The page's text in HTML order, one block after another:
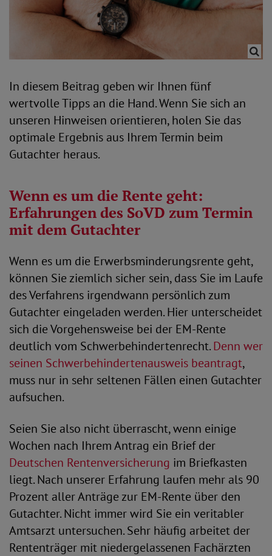
In diesem Beitrag geben wir Ihnen fünf
wertvolle Tipps an die Hand. Wenn Sie sich an
unseren Hinweisen orientieren, holen Sie das
optimale Ergebnis aus Ihrem Termin beim
Gutachter heraus.
Wenn es um die Rente geht:
Erfahrungen des SoVD zum Termin
mit dem Gutachter
Wenn es um die Erwerbsminderungsrente geht,
können Sie ziemlich sicher sein, dass Sie im Laufe
des Verfahrens irgendwann persönlich zum
Gutachter eingeladen werden. Hier unterscheidet
sich die Vorgehensweise bei der EM-Rente
deutlich vom Schwerbehindertenrecht.Denn wer
seinen Schwerbehindertenausweis beantragt,
muss nur in sehr seltenen Fällen einen Gutachter
aufsuchen.
Seien Sie also nicht überrascht, wenn einige
Wochen nach Ihrem Antrag ein Brief der
Deutschen Rentenversicherung im Briefkasten
liegt. Nach unserer Erfahrung laufen mehr als 90
Prozent aller Anträge zur EM-Rente über den
Gutachter. Nicht immer wird Sie ein veritabler
Amtsarzt untersuchen. Sehr häufig arbeitet der
Rententräger mit niedergelassenen Fachärzten